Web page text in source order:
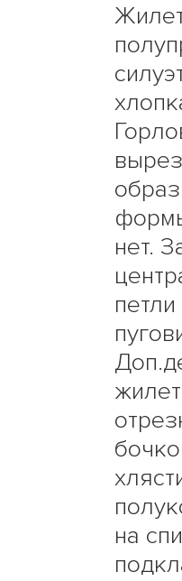
нет.
петли
на